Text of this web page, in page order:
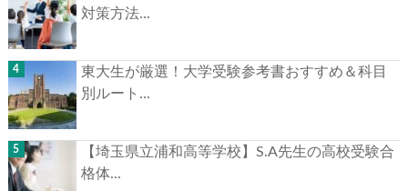
対策方法...
東大生が厳選！大学受験参考書おすすめ＆科目
別ルート...
【埼玉県立浦和高等学校】S.A先生の高校受験合
格体...